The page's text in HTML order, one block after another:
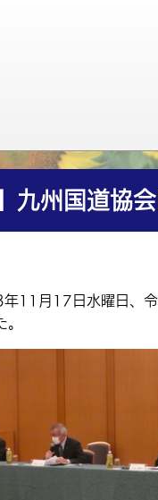
九州国道協
11月17日水曜日、令
。